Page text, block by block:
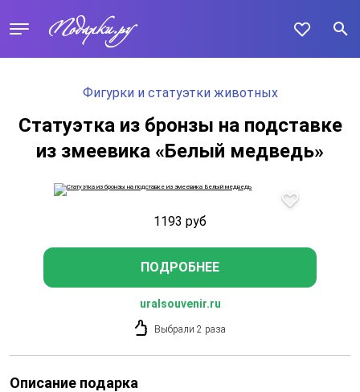
Фигурки и статуэтки животных
Статуэтка из бронзы на подставке
из змеевика «Белый медведь»
1193 руб
ПОДРОБНЕЕ
uralsouvenir.ru
Выбрали 2 раза
Описание подарка